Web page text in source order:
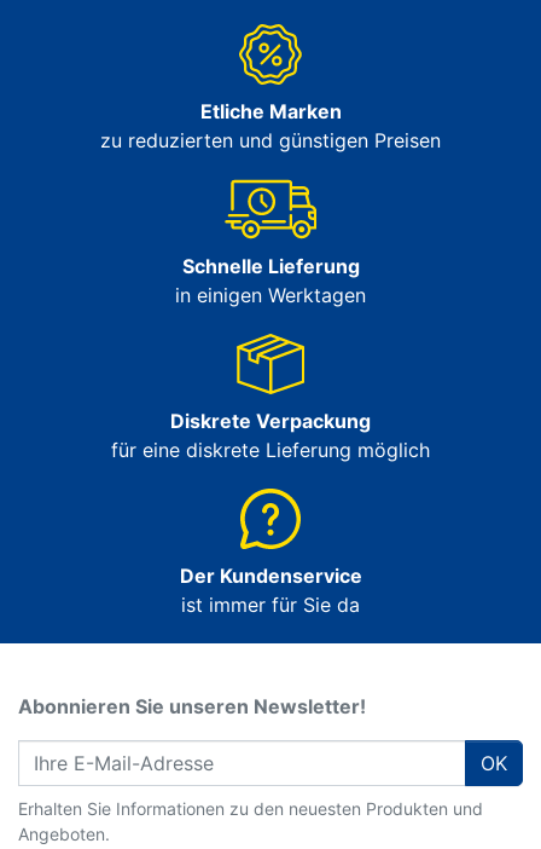
Etliche Marken
zu reduzierten und günstigen Preisen
Schnelle Lieferung
in einigen Werktagen
Diskrete Verpackung
für eine diskrete Lieferung möglich
Der Kundenservice
ist immer für Sie da
Abonnieren Sie unseren Newsletter!
OK
Erhalten Sie Informationen zu den neuesten Produkten und
Angeboten.